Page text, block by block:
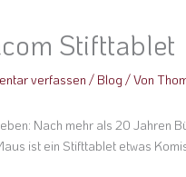
Stifttablet
verfassen / Blog / Von
Nach mehr als 20 Jahren
ist ein Stifttablet etwas